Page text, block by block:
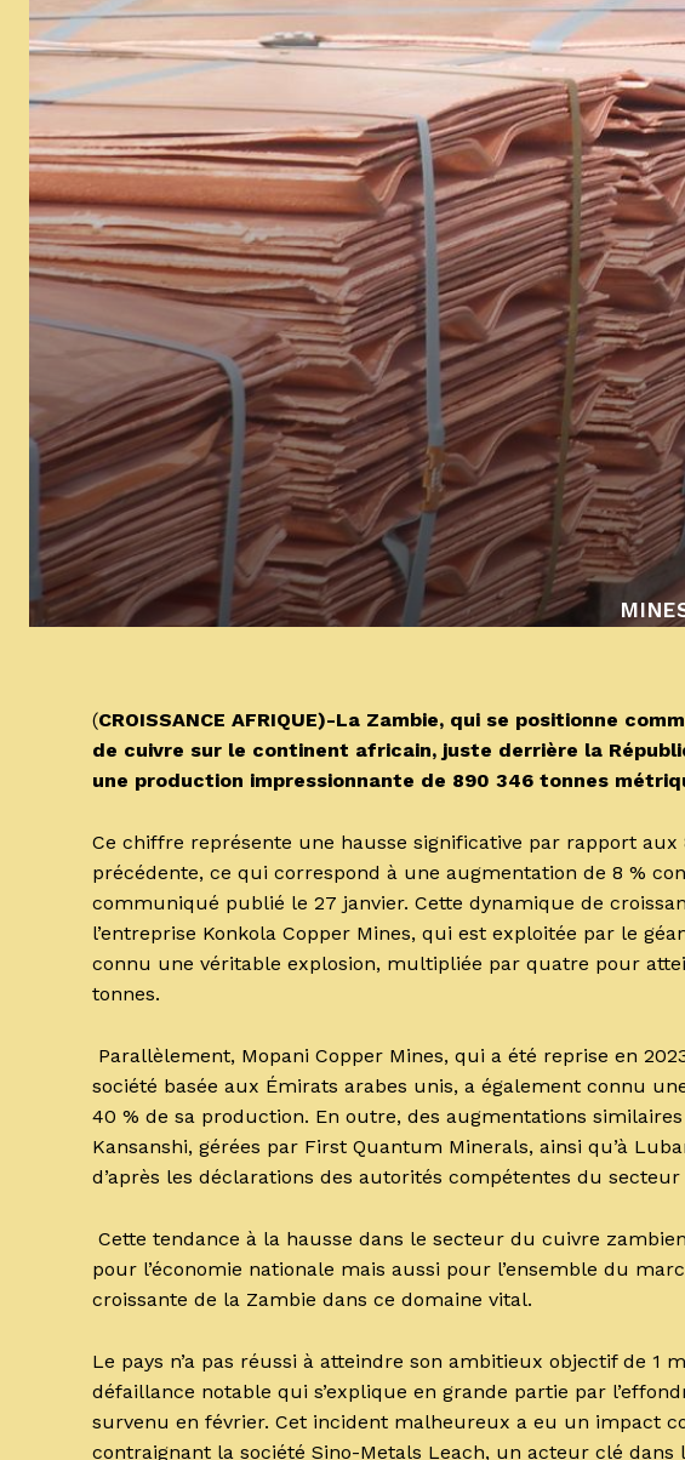
(CROISSANCE AFRIQUE)-La Zambie, qui se positionne
de cuivre sur le continent africain, juste derrière la
une production impressionnante de 890 346 tonnes
Ce chiffre représente une hausse significative par rapport
précédente, ce qui correspond à une augmentation de 8 %
communiqué publié le 27 janvier. Cette dynamique de
l’entreprise Konkola Copper Mines, qui est exploitée par le
connu une véritable explosion, multipliée par quatre pour
tonnes.
Parallèlement, Mopani Copper Mines, qui a été reprise en
société basée aux Émirats arabes unis, a également connu
40 % de sa production. En outre, des augmentations
Kansanshi, gérées par First Quantum Minerals, ainsi qu’à
d’après les déclarations des autorités compétentes du
Cette tendance à la hausse dans le secteur du cuivre
pour l’économie nationale mais aussi pour l’ensemble du
croissante de la Zambie dans ce domaine vital.
Le pays n’a pas réussi à atteindre son ambitieux objectif de 1
défaillance notable qui s’explique en grande partie par
survenu en février. Cet incident malheureux a eu un impact
contraignant la société Sino-Metals Leach, un acteur clé